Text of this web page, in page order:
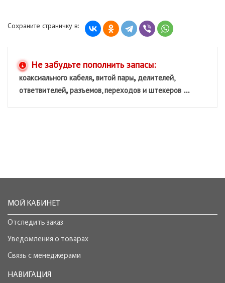
Сохраните страничку в:
Не забудьте пополнить запасы:
коаксиального кабеля, витой пары, делителей,
ответвителей, разъемов, переходов и штекеров ...
МОЙ КАБИНЕТ
Отследить заказ
Уведомления о товарах
Связь с менеджерами
НАВИГАЦИЯ